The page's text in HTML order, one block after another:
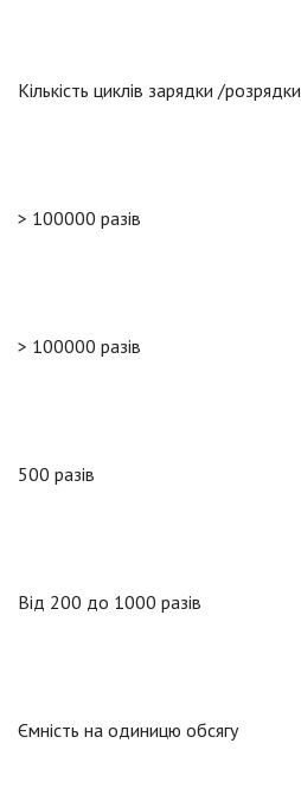
Кількість циклів зарядки /розрядки
> 100000 разів
> 100000 разів
500 разів
Від 200 до 1000 разів
Ємність на одиницю обсягу